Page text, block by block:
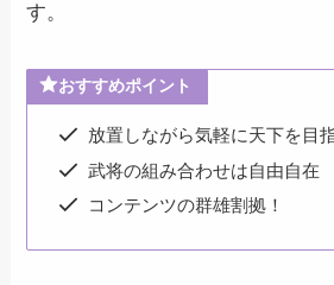
す。
おすすめポイント
放置しながら気軽に天下を目
武将の組み合わせは自由自在
コンテンツの群雄割拠！